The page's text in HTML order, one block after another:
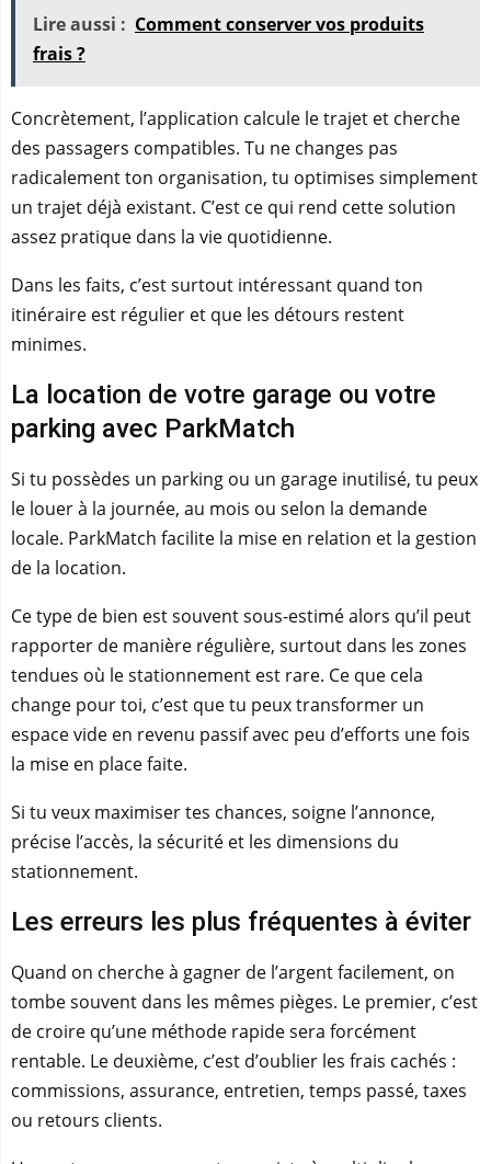
Lire aussi : Comment conserver vos produits
frais ?
Concrètement, l’application calcule le trajet et cherche
des passagers compatibles. Tu ne changes pas
radicalement ton organisation, tu optimises simplement
un trajet déjà existant. C’est ce qui rend cette solution
assez pratique dans la vie quotidienne.
Dans les faits, c’est surtout intéressant quand ton
itinéraire est régulier et que les détours restent
minimes.
La location de votre garage ou votre
parking avec ParkMatch
Si tu possèdes un parking ou un garage inutilisé, tu peux
le louer à la journée, au mois ou selon la demande
locale. ParkMatch facilite la mise en relation et la gestion
de la location.
Ce type de bien est souvent sous-estimé alors qu’il peut
rapporter de manière régulière, surtout dans les zones
tendues où le stationnement est rare. Ce que cela
change pour toi, c’est que tu peux transformer un
espace vide en revenu passif avec peu d’efforts une fois
la mise en place faite.
Si tu veux maximiser tes chances, soigne l’annonce,
précise l’accès, la sécurité et les dimensions du
stationnement.
Les erreurs les plus fréquentes à éviter
Quand on cherche à gagner de l’argent facilement, on
tombe souvent dans les mêmes pièges. Le premier, c’est
de croire qu’une méthode rapide sera forcément
rentable. Le deuxième, c’est d’oublier les frais cachés :
commissions, assurance, entretien, temps passé, taxes
ou retours clients.